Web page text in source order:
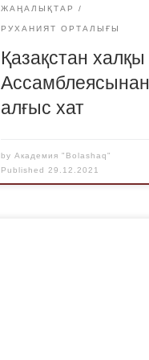
ЖАҢАЛЫҚТАР
РУХАНИЯТ ОРТАЛЫҒЫ
Қазақстан халқы
Ассамблеясынан
алғыс хат
byАкадемия "Bolashaq"
Published29.12.2021